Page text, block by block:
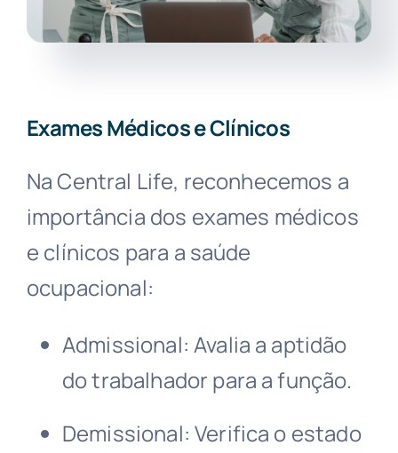
Exames Médicos e Clínicos
Na Central Life, reconhecemos a
importância dos exames médicos
e clínicos para a saúde
ocupacional:
Admissional: Avalia a aptidão
do trabalhador para a função.
Demissional: Verifica o estado